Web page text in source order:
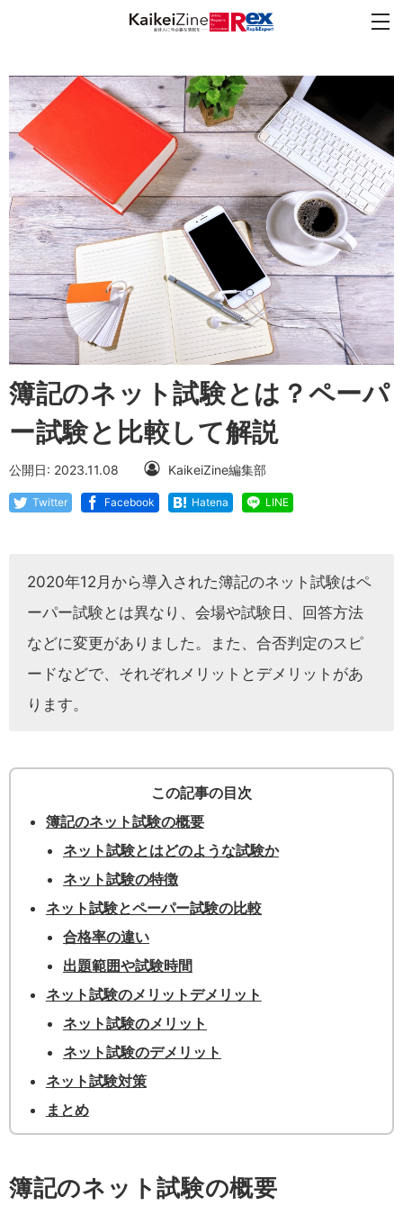
簿記のネット試験とは？ペーパ
ー試験と比較して解説
公開日: 2023.11.08 KaikeiZine編集部
Twitter Facebook Hatena LINE
2020年12月から導入された簿記のネット試験はペ
ーパー試験とは異なり、会場や試験日、回答方法
などに変更がありました。また、合否判定のスピ
ードなどで、それぞれメリットとデメリットがあ
ります。
この記事の目次
簿記のネット試験の概要
ネット試験とはどのような試験か
ネット試験の特徴
ネット試験とペーパー試験の比較
合格率の違い
出題範囲や試験時間
ネット試験のメリットデメリット
ネット試験のメリット
ネット試験のデメリット
ネット試験対策
まとめ
簿記のネット試験の概要